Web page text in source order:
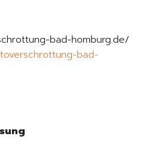
bad-homburg.de/
bad-